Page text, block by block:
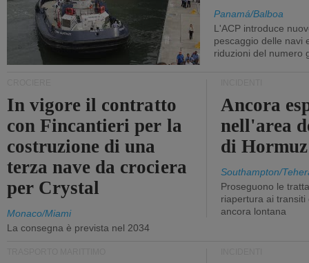
Panamá/Balboa
L'ACP introduce
pescaggio delle navi
riduzioni del numero
In vigore il contratto
con Fincantieri per la
costruzione di una
terza nave da crociera
per Crystal
Monaco/Miami
La consegna è prevista nel 2034
Ancora
nell'area
di Hormuz
Southampton/
Proseguono le
riapertura ai
ancora lontana